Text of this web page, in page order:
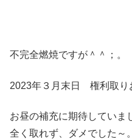
不完全燃焼ですが＾＾；。
2023年３月末日 権利取り
お昼の補充に期待していま
全く取れず、ダメでした～。